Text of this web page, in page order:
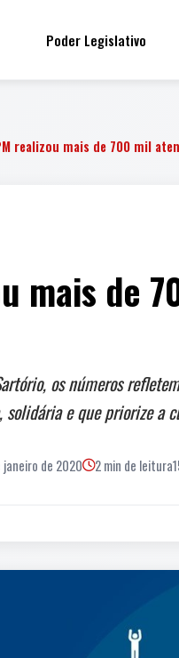
Poder Legislativo
realizou mais de 700 mil
mais de
os números
solidária e que priorize a
janeiro de 2020 2 min de leitura